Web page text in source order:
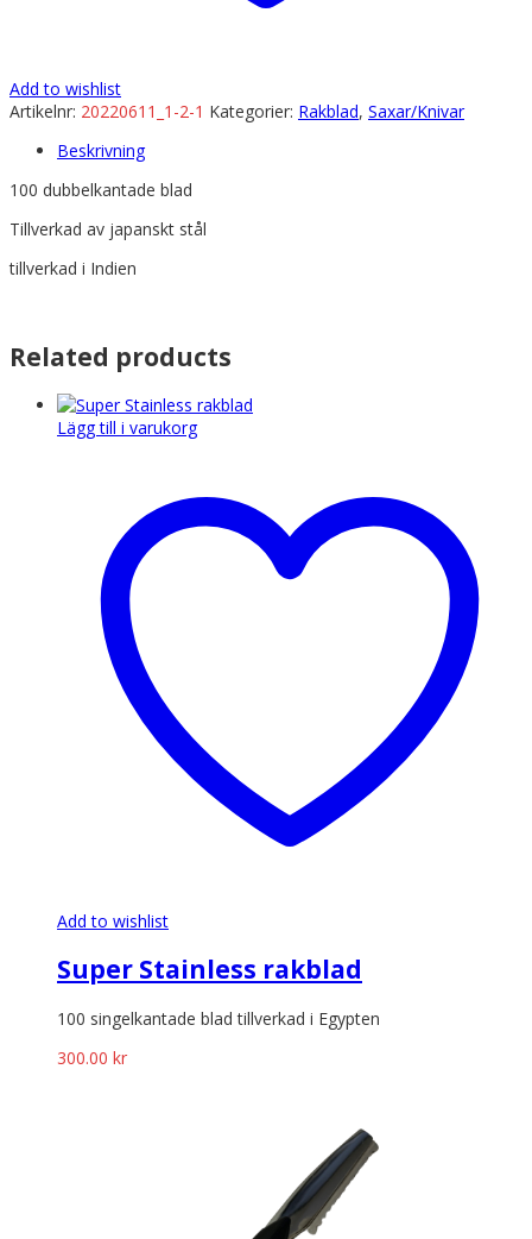
Add to wishlist
Artikelnr: 20220611_1-2-1 Kategorier: Rakblad, Saxar/Knivar
Beskrivning
100 dubbelkantade blad
Tillverkad av japanskt stål
tillverkad i Indien
Related products
Lägg till i varukorg
Add to wishlist
Super Stainless rakblad
100 singelkantade blad tillverkad i Egypten
300.00 kr